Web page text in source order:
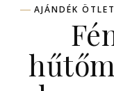
AJÁNDÉK